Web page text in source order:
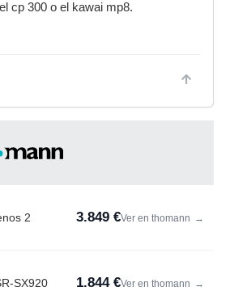
cp 300 o el kawai mp8.
2 3.849 €Ver en thomann →
SX920 1.844 €Ver en thomann →